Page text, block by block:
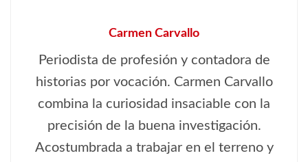
Carmen Carvallo
Periodista de profesión y contadora de
historias por vocación. Carmen Carvallo
combina la curiosidad insaciable con la
precisión de la buena investigación.
Acostumbrada a trabajar en el terreno y